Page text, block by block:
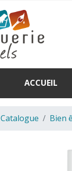
ACCUEIL
Catalogue Bien